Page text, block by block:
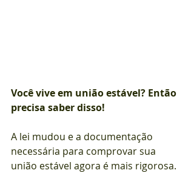
Você vive em união estável? Então
precisa saber disso!
A lei mudou e a documentação
necessária para comprovar sua
união estável agora é mais rigorosa.